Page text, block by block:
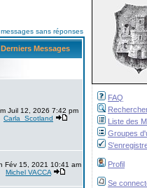
FAQ
Liste des
Groupes
Profil
Se
messages sans réponses
Derniers Messages
Juil 12, 2026 7:42 pm
Carla_Scotland
Fév 15, 2021 10:41 am
Michel VACCA